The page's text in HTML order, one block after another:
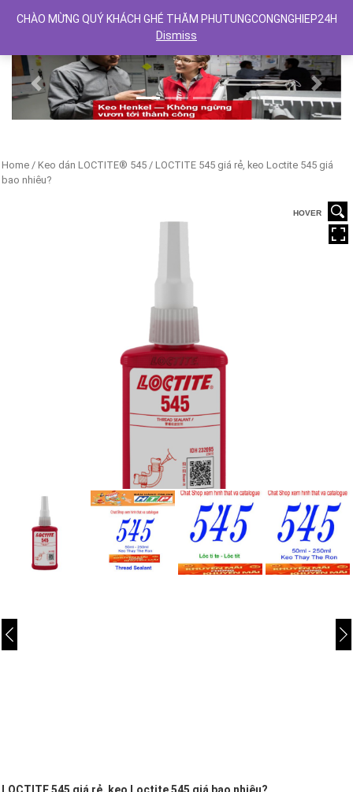
Previous Next
Home / Keo dán LOCTITE® 545 / LOCTITE 545 giá rẻ, keo Loctite 545 giá
bao nhiêu?
HOVER
CHÀO MỪNG QUÝ KHÁCH GHÉ THĂM PHUTUNGCONGNGHIEP24H
Dismiss